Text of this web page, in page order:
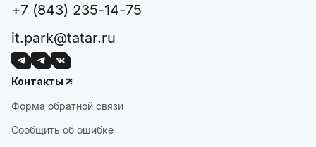
+7 (843) 235-14-75
it.park@tatar.ru
Контакты
Форма обратной связи
Сообщить об ошибке